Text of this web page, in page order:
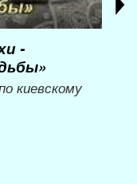
-
киевскому